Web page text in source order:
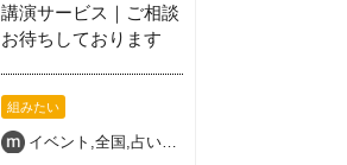
講演サービス｜ご相談
お待ちしております
組みたい
イベント 全国 占い師